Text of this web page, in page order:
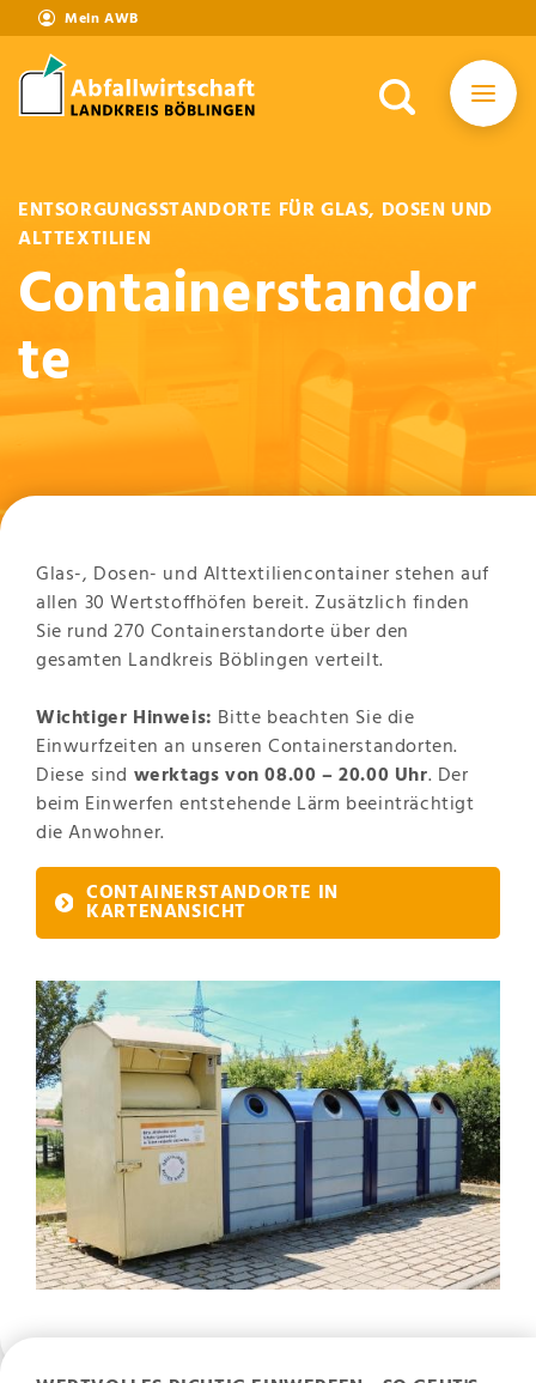
Mein AWB
ENTSORGUNGSSTANDORTE FÜR GLAS, DOSEN UND
ALTTEXTILIEN
Containerstandor
te
Glas-, Dosen- und Alttextiliencontainer stehen auf
allen 30 Wertstoffhöfen bereit. Zusätzlich finden
Sie rund 270 Containerstandorte über den
gesamten Landkreis Böblingen verteilt.
Wichtiger Hinweis: Bitte beachten Sie die
Einwurfzeiten an unseren Containerstandorten.
Diese sind werktags von 08.00 – 20.00 Uhr. Der
beim Einwerfen entstehende Lärm beeinträchtigt
die Anwohner.
CONTAINERSTANDORTE IN
KARTENANSICHT